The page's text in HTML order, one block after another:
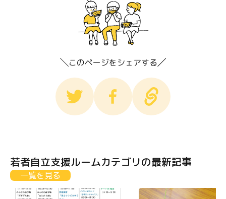
このページをシェアする
若者自立支援ルームカテゴリの最新記事
一覧を見る